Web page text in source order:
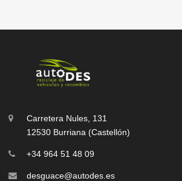
Carretera Nules, 131
12530 Burriana (Castellón)
+34 964 51 48 09
desguace@autodes.es